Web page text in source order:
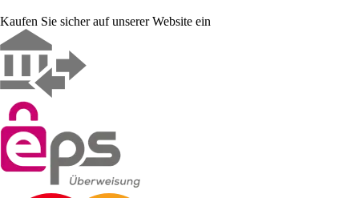
Kaufen Sie sicher auf unserer Website ein